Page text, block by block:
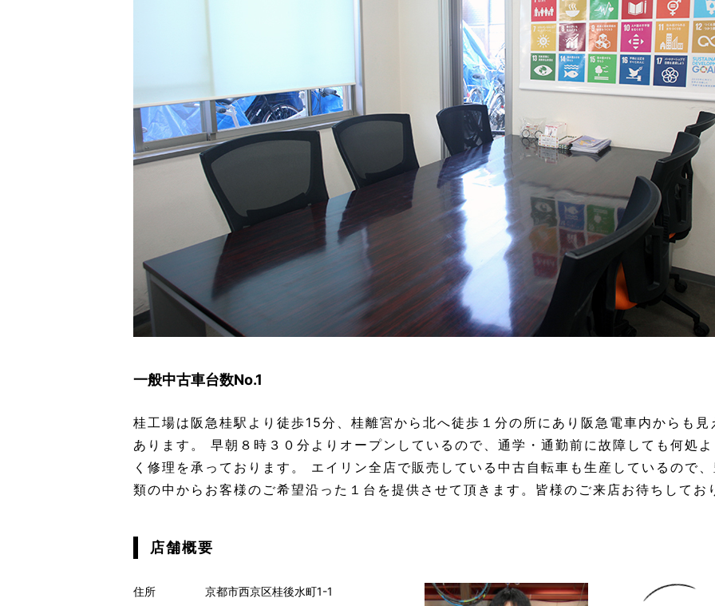
一般中古車台数No.1
桂工場は阪急桂駅より徒歩15分、桂離宮から北へ徒歩１分の所にあり阪急電車内からも見
あります。 早朝８時３０分よりオープンしているので、通学・通勤前に故障しても何処
く修理を承っております。 エイリン全店で販売している中古自転車も生産しているので
類の中からお客様のご希望沿った１台を提供させて頂きます。皆様のご来店お待ちしてお
店舗概要
住所
京都市西京区桂後水町1-1